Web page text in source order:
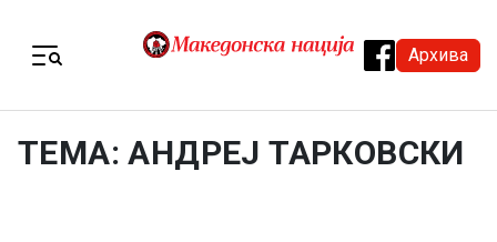
Архива
ТЕМА: АНДРЕЈ ТАРКОВСКИ